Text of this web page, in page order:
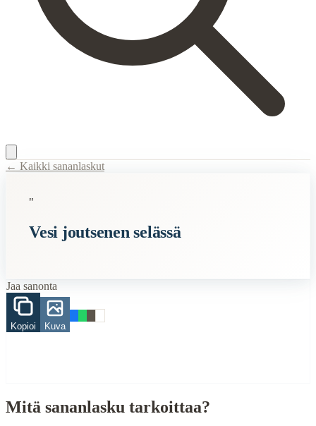
Description: Ajatuksena antaa asian vain kulkea ohitse, kuten vesi
Eläimet
Related Topics
Finding Finnish proverbs about specific topics
← Kaikki sananlaskut
"
Vesi joutsenen selässä
Jaa sanonta
Kopioi Kuva
Mitä sananlasku tarkoittaa?